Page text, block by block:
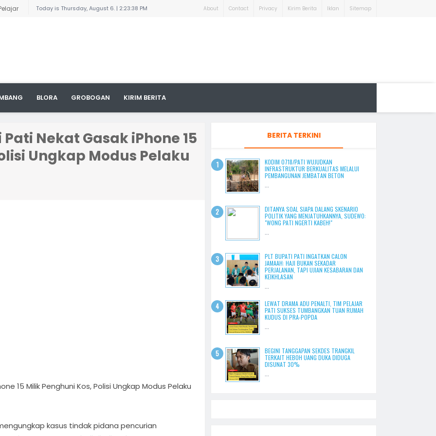
Pati
Area
1300
dan
Today is Thursday, August 6. | 2:23:38 PM About Contact Privacy Kirim Berita Iklan Sitemap
BLORA GROBOGAN KIRIM BERITA
Nekat Gasak iPhone 15
Ungkap Modus Pelaku
15 Milik Penghuni Kos, Polisi Ungkap Modus Pelaku
kasus tindak pidana pencurian
BERITA TERKINI
KODIM 0718/PATI WUJUDKAN
INFRASTRUKTUR BERKUALITAS MELALUI
PEMBANGUNAN JEMBATAN BETON
DITANYA SOAL SIAPA DALANG SKENARIO
POLITIK YANG MENJATUHKANNYA, SUDEWO:
"WONG PATI NGERTI KABEH!"
PLT BUPATI PATI INGATKAN CALON
JAMAAH: HAJI BUKAN SEKADAR
PERJALANAN, TAPI UJIAN KESABARAN DAN
KEIKHLASAN
LEWAT DRAMA ADU PENALTI, TIM PELAJAR
PATI SUKSES TUMBANGKAN TUAN RUMAH
KUDUS DI PRA-POPDA
BEGINI TANGGAPAN SEKDES TRANGKIL
TERKAIT HEBOH UANG DUKA DIDUGA
DISUNAT 30%